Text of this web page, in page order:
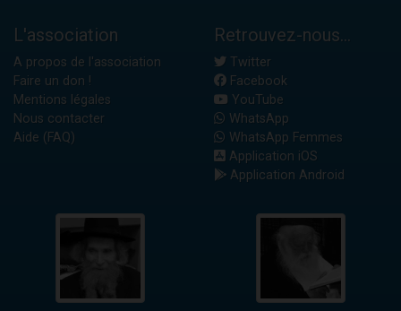
L'association
A propos de l'association
Faire un don !
Mentions légales
Nous contacter
Aide (FAQ)
Retrouvez-nous...
Twitter
Facebook
YouTube
WhatsApp
WhatsApp Femmes
Application iOS
Application Android